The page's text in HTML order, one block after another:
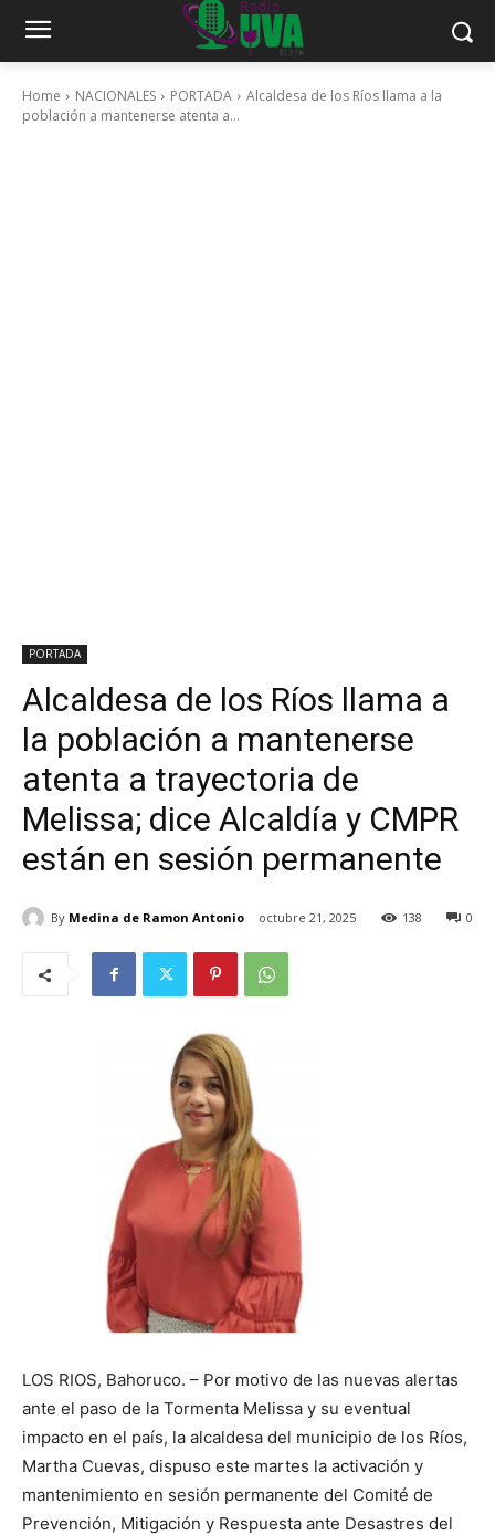
Home NACIONALES PORTADA
Alcaldesa de los Ríos llama a la
población a mantenerse atenta a...
PORTADA
Alcaldesa de los Ríos llama a
la población a mantenerse
atenta a trayectoria de
Melissa; dice Alcaldía y CMPR
están en sesión permanente
By Medina de Ramon Antonio octubre 21, 2025 0
138
LOS RIOS, Bahoruco. – Por motivo de las nuevas alertas
ante el paso de la Tormenta Melissa y su eventual
impacto en el país, la alcaldesa del municipio de los Ríos,
Martha Cuevas, dispuso este martes la activación y
mantenimiento en sesión permanente del Comité de
Prevención, Mitigación y Respuesta ante Desastres del